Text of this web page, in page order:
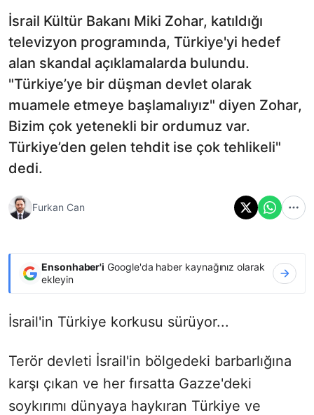
İsrail Kültür Bakanı Miki Zohar, katıldığı
televizyon programında, Türkiye'yi hedef
alan skandal açıklamalarda bulundu.
"Türkiye’ye bir düşman devlet olarak
muamele etmeye başlamalıyız" diyen Zohar,
Bizim çok yetenekli bir ordumuz var.
Türkiye’den gelen tehdit ise çok tehlikeli"
dedi.
Furkan Can
Ensonhaber'i Google'da haber kaynağınız olarak
ekleyin
İsrail'in Türkiye korkusu sürüyor...
Terör devleti İsrail'in bölgedeki barbarlığına
karşı çıkan ve her fırsatta Gazze'deki
soykırımı dünyaya haykıran Türkiye ve